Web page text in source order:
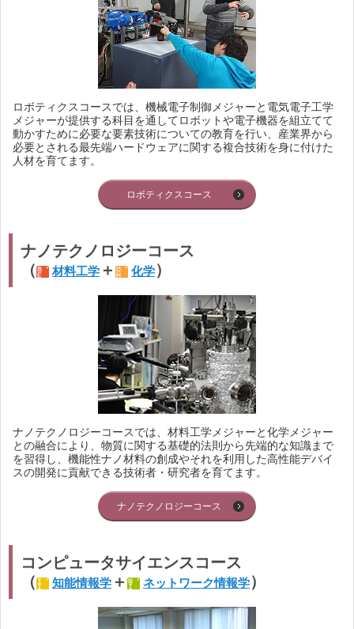
ロボティクスコースでは、機械電子制御メジャーと電気電子工学
メジャーが提供する科目を通してロボットや電子機器を組立てて
動かすために必要な要素技術についての教育を行い、産業界から
必要とされる最先端ハードウェアに関する複合技術を身に付けた
人材を育てます。
ロボティクスコース
ナノテクノロジーコース
（
材料工学 ＋ 化学）
ナノテクノロジーコースでは、材料工学メジャーと化学メジャー
との融合により、物質に関する基礎的法則から先端的な知識まで
を習得し、機能性ナノ材料の創成やそれを利用した高性能デバイ
スの開発に貢献できる技術者・研究者を育てます。
ナノテクノロジーコース
コンピュータサイエンスコース
（
知能情報学 ＋ ネットワーク情報学）